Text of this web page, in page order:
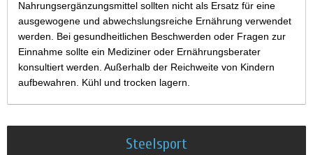
Nahrungsergänzungsmittel sollten nicht als Ersatz für eine
ausgewogene und abwechslungsreiche Ernährung verwendet
werden. Bei gesundheitlichen Beschwerden oder Fragen zur
Einnahme sollte ein Mediziner oder Ernährungsberater
konsultiert werden. Außerhalb der Reichweite von Kindern
aufbewahren. Kühl und trocken lagern.
Steelsport